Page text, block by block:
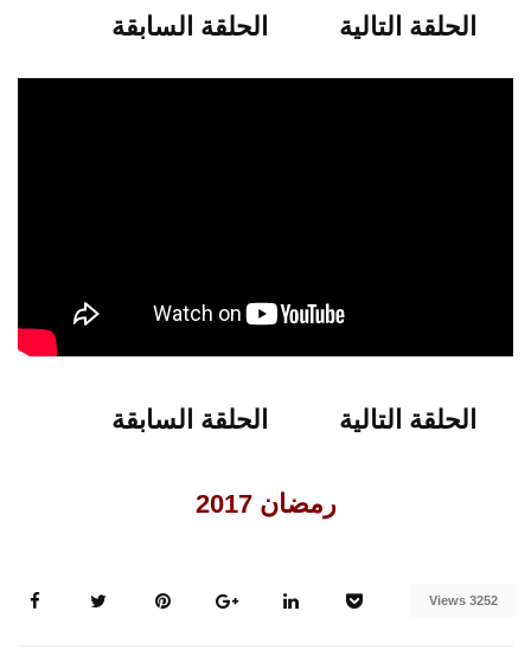
الحلقة التالية الحلقة السابقة
الحلقة التالية الحلقة السابقة
رمضان 2017
3252 Views